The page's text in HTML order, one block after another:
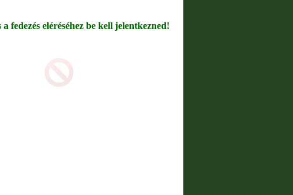
a fedezés eléréséhez be kell jelentkezned!